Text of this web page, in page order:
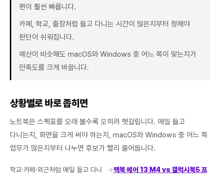
편이 훨씬 빠릅니다.
카페, 학교, 출장처럼 들고 다니는 시간이 많은지부터 정해야
판단이 쉬워집니다.
예산이 비슷해도 macOS와 Windows 중 어느 쪽이 맞는지가
만족도를 크게 바꿉니다.
상황별로 바로 좁히면
노트북은 스펙표를 오래 볼수록 오히려 헷갈립니다. 매일 들고
다니는지, 화면을 크게 써야 하는지, macOS와 Windows 중 어느 쪽
업무가 많은지부터 나누면 후보가 빨리 줄어듭니다.
학교·카페·외근처럼 매일 들고 다니
→맥북 에어 13 M4 vs 갤럭시북5 프